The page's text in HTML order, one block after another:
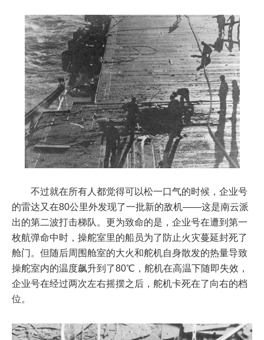
不过就在所有人都觉得可以松一口气的时候，企业号
的雷达又在80公里外发现了一批新的敌机——这是南云派
出的第二波打击梯队。更为致命的是，企业号在遭到第一
枚航弹命中时，操舵室里的船员为了防止火灾蔓延封死了
舱门。但随后周围舱室的大火和舵机自身散发的热量导致
操舵室内的温度飙升到了80℃，舵机在高温下随即失效，
企业号在经过两次左右摇摆之后，舵机卡死在了向右的档
位。